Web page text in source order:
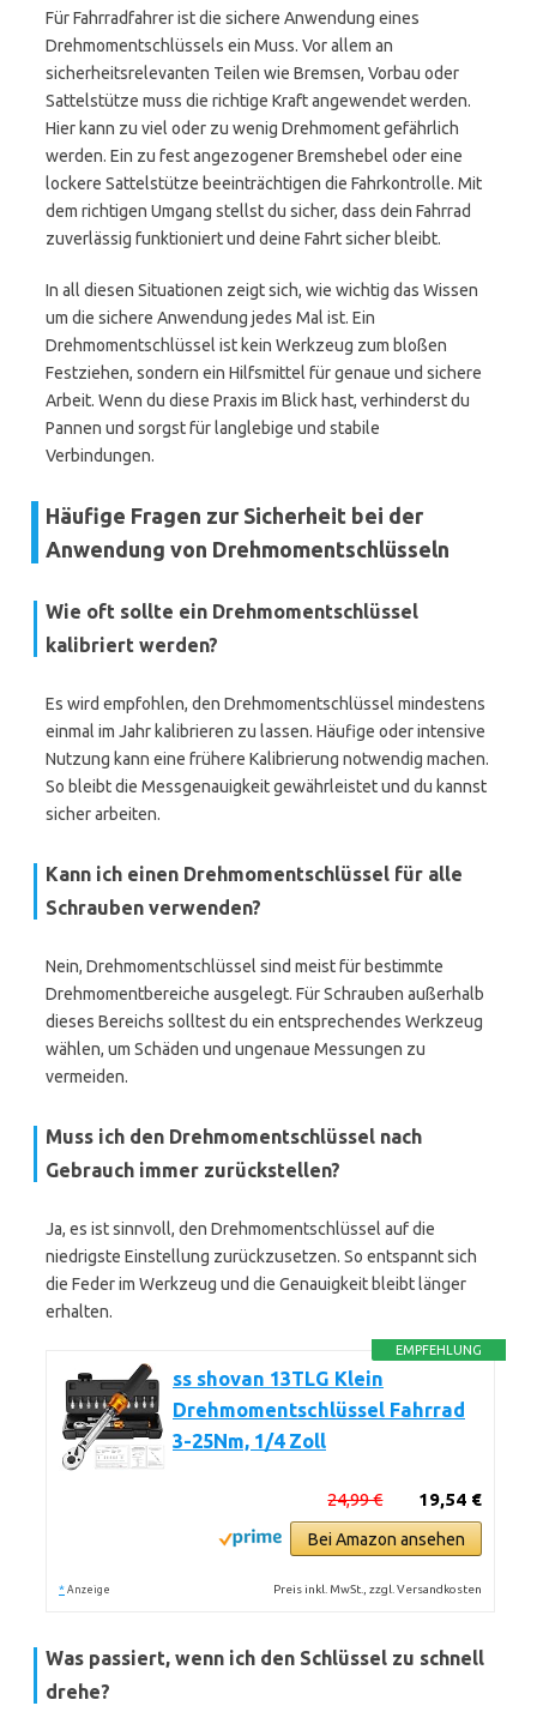
Für Fahrradfahrer ist die sichere Anwendung eines
Drehmomentschlüssels ein Muss. Vor allem an
sicherheitsrelevanten Teilen wie Bremsen, Vorbau oder
Sattelstütze muss die richtige Kraft angewendet werden.
Hier kann zu viel oder zu wenig Drehmoment gefährlich
werden. Ein zu fest angezogener Bremshebel oder eine
lockere Sattelstütze beeinträchtigen die Fahrkontrolle. Mit
dem richtigen Umgang stellst du sicher, dass dein Fahrrad
zuverlässig funktioniert und deine Fahrt sicher bleibt.
In all diesen Situationen zeigt sich, wie wichtig das Wissen
um die sichere Anwendung jedes Mal ist. Ein
Drehmomentschlüssel ist kein Werkzeug zum bloßen
Festziehen, sondern ein Hilfsmittel für genaue und sichere
Arbeit. Wenn du diese Praxis im Blick hast, verhinderst du
Pannen und sorgst für langlebige und stabile
Verbindungen.
Häufige Fragen zur Sicherheit bei der
Anwendung von Drehmomentschlüsseln
Wie oft sollte ein Drehmomentschlüssel
kalibriert werden?
Es wird empfohlen, den Drehmomentschlüssel mindestens
einmal im Jahr kalibrieren zu lassen. Häufige oder intensive
Nutzung kann eine frühere Kalibrierung notwendig machen.
So bleibt die Messgenauigkeit gewährleistet und du kannst
sicher arbeiten.
Kann ich einen Drehmomentschlüssel für alle
Schrauben verwenden?
Nein, Drehmomentschlüssel sind meist für bestimmte
Drehmomentbereiche ausgelegt. Für Schrauben außerhalb
dieses Bereichs solltest du ein entsprechendes Werkzeug
wählen, um Schäden und ungenaue Messungen zu
vermeiden.
Muss ich den Drehmomentschlüssel nach
Gebrauch immer zurückstellen?
Ja, es ist sinnvoll, den Drehmomentschlüssel auf die
niedrigste Einstellung zurückzusetzen. So entspannt sich
die Feder im Werkzeug und die Genauigkeit bleibt länger
erhalten.
EMPFEHLUNG
ss shovan 13TLG Klein
Drehmomentschlüssel Fahrrad
3-25Nm, 1/4 Zoll
19,54 €
24,99 €
Bei Amazon ansehen
* Anzeige Preis inkl. MwSt., zzgl. Versandkosten
Was passiert, wenn ich den Schlüssel zu schnell
drehe?